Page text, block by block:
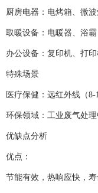
厨房电器：电烤箱、微
取暖设备：电暖器、浴
办公设备：复印机、打
特殊场景
医疗保健：远红外线（
环保领域：工业废气处理
优缺点分析
优点：
节能有效，热响应快，寿